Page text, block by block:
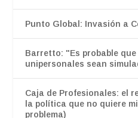
Punto Global: Invasión a
Barretto: "Es probable
unipersonales sean
Caja de Profesionales: el
la política que no quiere
problema)